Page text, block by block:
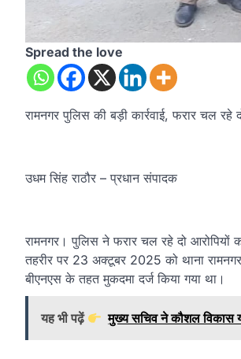
Spread the love
रामनगर पुलिस की बड़ी कार्रवाई, फरार चल रहे
उधम सिंह राठौर – प्रधान संपादक
रामनगर। पुलिस ने फरार चल रहे दो आरोपियों
तहरीर पर 23 अक्टूबर 2025 को थाना
बीएनएस के तहत मुकदमा दर्ज किया गया था।
यह भी पढ़ें मुख्य सचिव ने कौशल विकास